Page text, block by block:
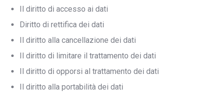
Il diritto di accesso ai dati
Diritto di rettifica dei dati
Il diritto alla cancellazione dei dati
Il diritto di limitare il trattamento dei dati
Il diritto di opporsi al trattamento dei dati
Il diritto alla portabilità dei dati